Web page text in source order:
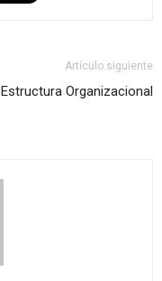
Artículo siguiente
Estructura Organizacional